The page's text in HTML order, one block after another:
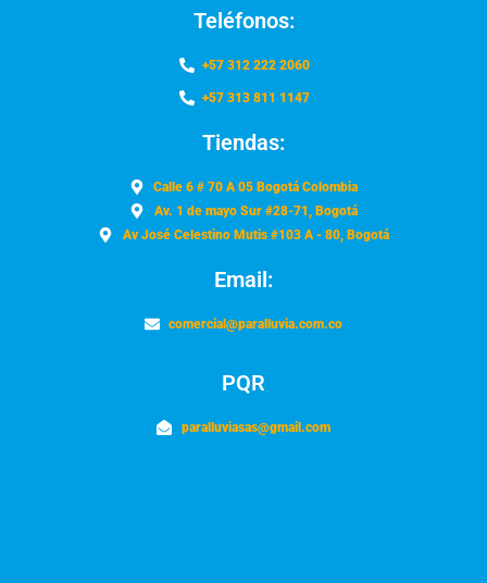
Teléfonos:
+57 312 222 2060
+57 313 811 1147
Tiendas:
Calle 6 # 70 A 05 Bogotá Colombia
Av. 1 de mayo Sur #28-71, Bogotá
Av José Celestino Mutis #103 A - 80, Bogotá
Email:
comercial@paralluvia.com.co
PQR
paralluviasas@gmail.com